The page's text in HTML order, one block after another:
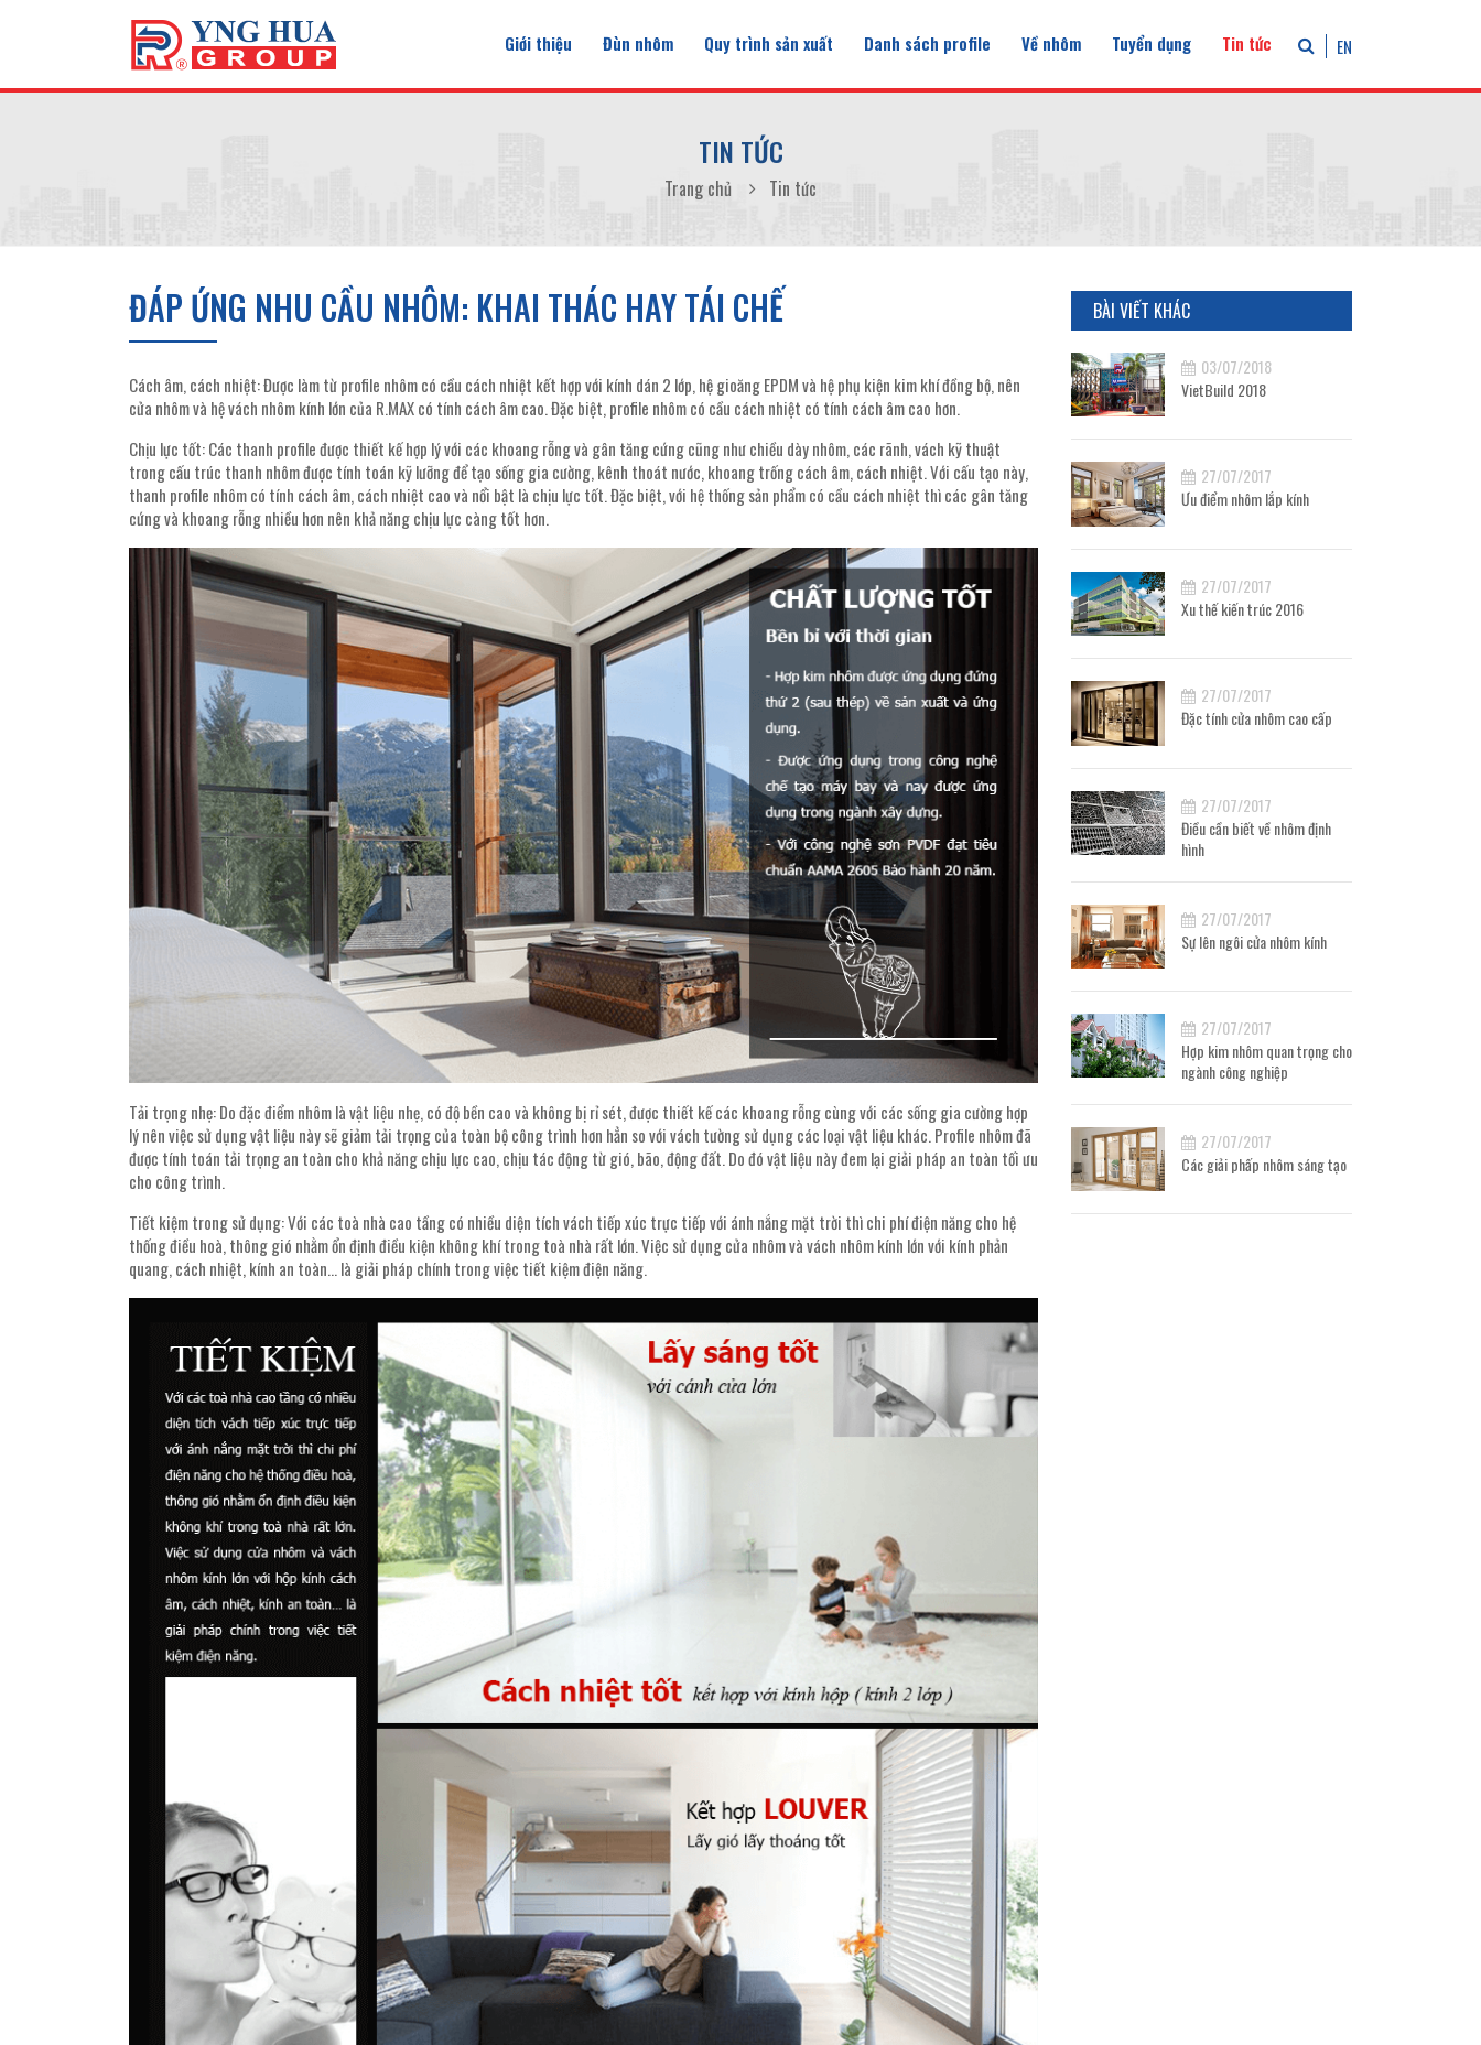
Giới thiệu Đùn nhôm Quy trình sản xuất Danh sách profile Về nhôm Tuyển dụng Tin tức EN
TIN TỨC
Trang chủ Tin tức
ĐÁP ỨNG NHU CẦU NHÔM: KHAI THÁC HAY TÁI CHẾ
Cách âm, cách nhiệt: Được làm từ profile nhôm có cầu cách nhiệt kết hợp với kính dán 2 lớp, hệ gioăng EPDM và hệ phụ kiện kim khí đồng bộ, nên
cửa nhôm và hệ vách nhôm kính lớn của R.MAX có tính cách âm cao. Đặc biệt, profile nhôm có cầu cách nhiệt có tính cách âm cao hơn.
Chịu lực tốt: Các thanh profile được thiết kế hợp lý với các khoang rỗng và gân tăng cứng cũng như chiều dày nhôm, các rãnh, vách kỹ thuật
trong cấu trúc thanh nhôm được tính toán kỹ lưỡng để tạo sống gia cường, kênh thoát nước, khoang trống cách âm, cách nhiệt. Với cấu tạo này,
thanh profile nhôm có tính cách âm, cách nhiệt cao và nổi bật là chịu lực tốt. Đặc biệt, với hệ thống sản phẩm có cầu cách nhiệt thì các gân tăng
cứng và khoang rỗng nhiều hơn nên khả năng chịu lực càng tốt hơn.
Tải trọng nhẹ: Do đặc điểm nhôm là vật liệu nhẹ, có độ bền cao và không bị rỉ sét, được thiết kế các khoang rỗng cùng với các sống gia cường hợp
lý nên việc sử dụng vật liệu này sẽ giảm tải trọng của toàn bộ công trình hơn hẳn so với vách tường sử dụng các loại vật liệu khác. Profile nhôm đã
được tính toán tải trọng an toàn cho khả năng chịu lực cao, chịu tác động từ gió, bão, động đất. Do đó vật liệu này đem lại giải pháp an toàn tối ưu
cho công trình.
Tiết kiệm trong sử dụng: Với các toà nhà cao tầng có nhiều diện tích vách tiếp xúc trực tiếp với ánh nắng mặt trời thì chi phí điện năng cho hệ
thống điều hoà, thông gió nhằm ổn định điều kiện không khí trong toà nhà rất lớn. Việc sử dụng cửa nhôm và vách nhôm kính lớn với kính phản
quang, cách nhiệt, kính an toàn… là giải pháp chính trong việc tiết kiệm điện năng.
BÀI VIẾT KHÁC
03/07/2018
VietBuild 2018
27/07/2017
Ưu điểm nhôm lắp kính
27/07/2017
Xu thế kiến trúc 2016
27/07/2017
Đặc tính cửa nhôm cao cấp
27/07/2017
Điều cần biết về nhôm định
hình
27/07/2017
Sự lên ngôi cửa nhôm kính
27/07/2017
Hợp kim nhôm quan trọng cho
ngành công nghiệp
27/07/2017
Các giải phấp nhôm sáng tạo